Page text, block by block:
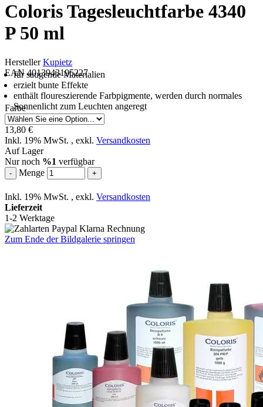
Coloris Tagesleuchtfarbe 4340
P 50 ml
HerstellerKupietz
EAN 4013943195227
für saugende Materialien
erzielt bunte Effekte
enthält floureszierende Farbpigmente, werden durch normales
Sonnenlicht zum Leuchten angeregt
Farbe
13,80 €
Inkl. 19% MwSt. , exkl. Versandkosten
Auf Lager
Nur noch %1 verfügbar
- Menge +
Inkl. 19% MwSt. , exkl. Versandkosten
Lieferzeit
1-2 Werktage
Zum Ende der Bildgalerie springen